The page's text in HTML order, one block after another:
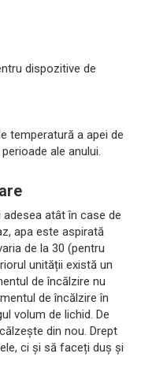
dispozitive de
temperatură a apei de
ale anului.
atât în ​​case de
apa este aspirată
de la 30 (pentru
unității există un
de încălzire nu
de încălzire în
volum de lichid. De
din nou. Drept
ci și să faceți duș și